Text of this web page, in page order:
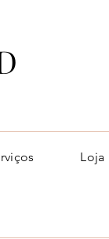
Loja